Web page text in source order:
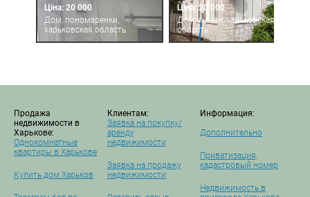
Ціна: 20 000
Дом, пономаренки,
харьковская область
Ціна: 20 000
Дом, лиман, харьковская
область
Продажа
недвижимости в
Харькове:
Однокомнатные
квартиры в Харькове
Купить дом Харьков
Клиентам:
Заявка на покупку/
аренду
недвижимости
Заявка на продажу
недвижимости
Информация:
Дополнительно
Приватизация,
кадастровый номер
Недвижимость в